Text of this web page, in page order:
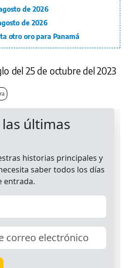
de 2026
de 2026
otro oro para Panamá
del 25 de octubre del 2023